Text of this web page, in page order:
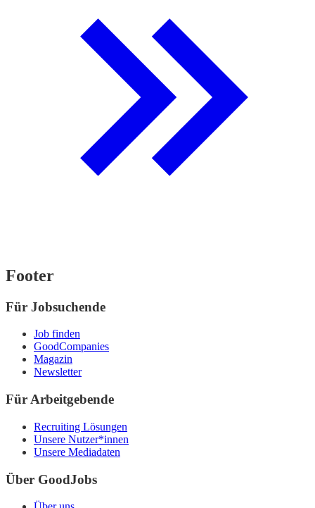
Footer
Für Jobsuchende
Job finden
GoodCompanies
Magazin
Newsletter
Für Arbeitgebende
Recruiting Lösungen
Unsere Nutzer*innen
Unsere Mediadaten
Über GoodJobs